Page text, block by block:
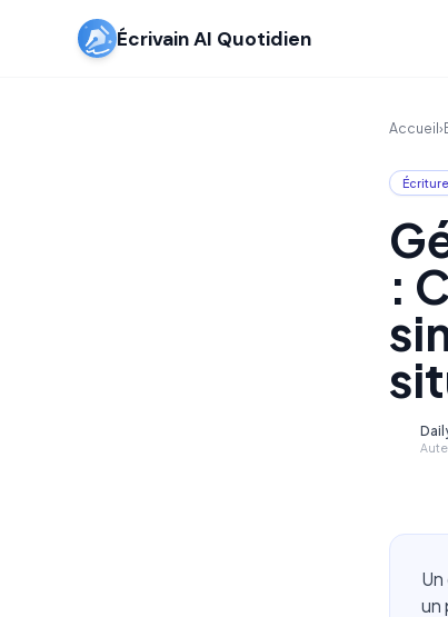
Écrivain AI Quotidien
Accueil›
:
un